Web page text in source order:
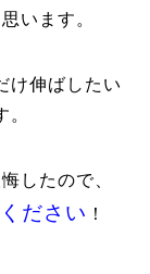
います。
け伸ばしたい
したので、
ださい ！